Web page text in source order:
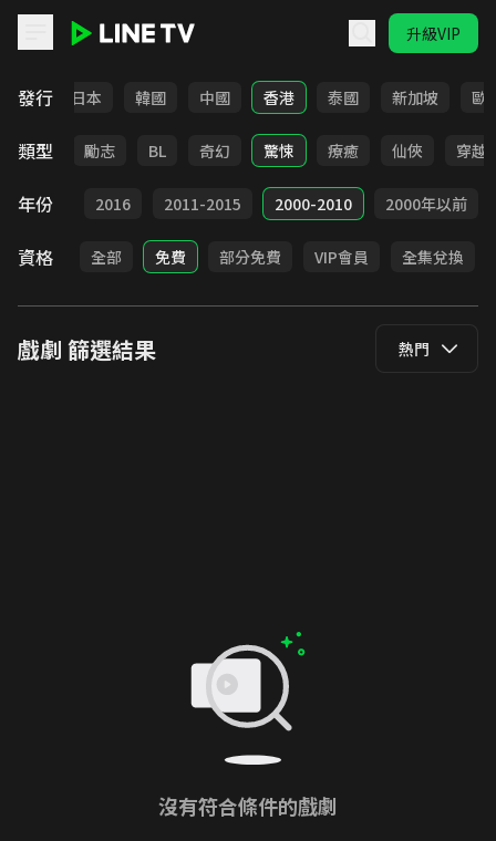
升級VIP
發行
台灣 日本 韓國 中國 香港 泰國 新加坡 歐
類型
喜劇 勵志 BL 奇幻 驚悚 療癒 仙俠 穿越
年份
2017 2016 2011-2015 2000-2010 2000年以前
資格 全部 免費 部分免費 VIP會員 全集兌換
戲劇 篩選結果 熱門
沒有符合條件的戲劇